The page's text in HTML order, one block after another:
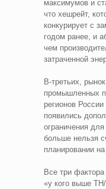
максимумов и
что хешрейт,
конкурирует с
годом ранее, и
чем
затраченной
В-третьих,
промышленных
регионов
появились
ограничения
больше нельзя
планировании
Все три
«у кого выше